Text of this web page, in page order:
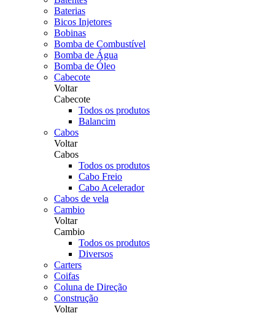
Baterias
Bicos Injetores
Bobinas
Bomba de Combustível
Bomba de Água
Bomba de Óleo
Cabecote
Voltar
Cabecote
Todos os produtos
Balancim
Cabos
Voltar
Cabos
Todos os produtos
Cabo Freio
Cabo Acelerador
Cabos de vela
Cambio
Voltar
Cambio
Todos os produtos
Diversos
Carters
Coifas
Coluna de Direção
Construção
Voltar